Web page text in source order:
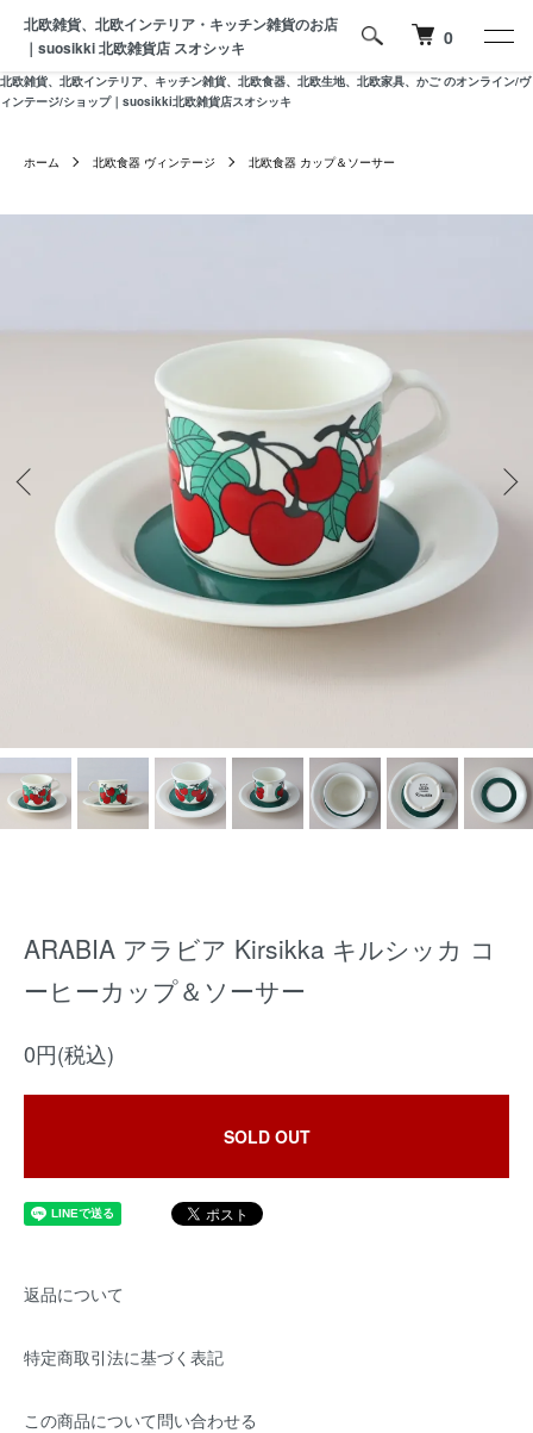
北欧雑貨、北欧インテリア、キッチン雑貨、北欧食器、北欧生地、北欧家具、かご のオンライン/ヴ
ィンテージ/ショップ｜suosikki北欧雑貨店スオシッキ
北欧雑貨、北欧インテリア・キッチン雑貨のお店
｜suosikki 北欧雑貨店 スオシッキ
0
ホーム 北欧食器 ヴィンテージ 北欧食器 カップ＆ソーサー
ARABIA アラビア Kirsikka キルシッカ コ
ーヒーカップ＆ソーサー
0円(税込)
SOLD OUT
返品について
特定商取引法に基づく表記
この商品について問い合わせる